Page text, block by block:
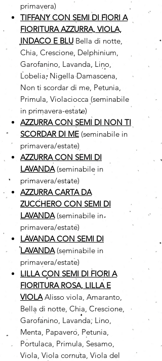
primavera)
TIFFANY CON SEMI DI FIORI A
FIORITURA AZZURRA, VIOLA,
INDACO E BLU Bella di notte,
Chia, Crescione, Delphinium,
Garofanino, Lavanda, Lino,
Lobelia, Nigella Damascena,
Non ti scordar di me, Petunia,
Primula, Violaciocca (seminabile
in primavera-estate)
AZZURRA CON SEMI DI NON TI
SCORDAR DI ME (seminabile in
primavera/estate)
AZZURRA CON SEMI DI
LAVANDA(seminabile in
primavera/estate)
AZZURRA CARTA DA
ZUCCHERO CON SEMI DI
LAVANDA(seminabile in
primavera/estate)
LAVANDA CON SEMI DI
LAVANDA(seminabile in
primavera/estate)
LILLA CON SEMI DI FIORI A
FIORITURA ROSA, LILLA E
VIOLAAlisso viola, Amaranto,
Bella di notte, Chia, Crescione,
Garofanino, Lavanda, Lino,
Menta, Papavero, Petunia,
Portulaca, Primula, Sesamo,
Viola, Viola cornuta, Viola del